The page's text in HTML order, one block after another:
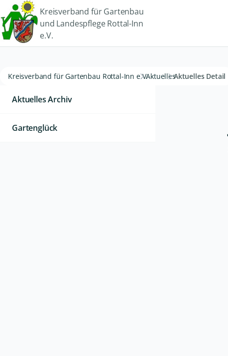
Kreisverband für Gartenbau
und Landespflege Rottal-Inn
e.V.
Kreisverband für Gartenbau Rottal-Inn e.V.AktuellesAktuelles Detail
Aktuelles Archiv
Gartenglück